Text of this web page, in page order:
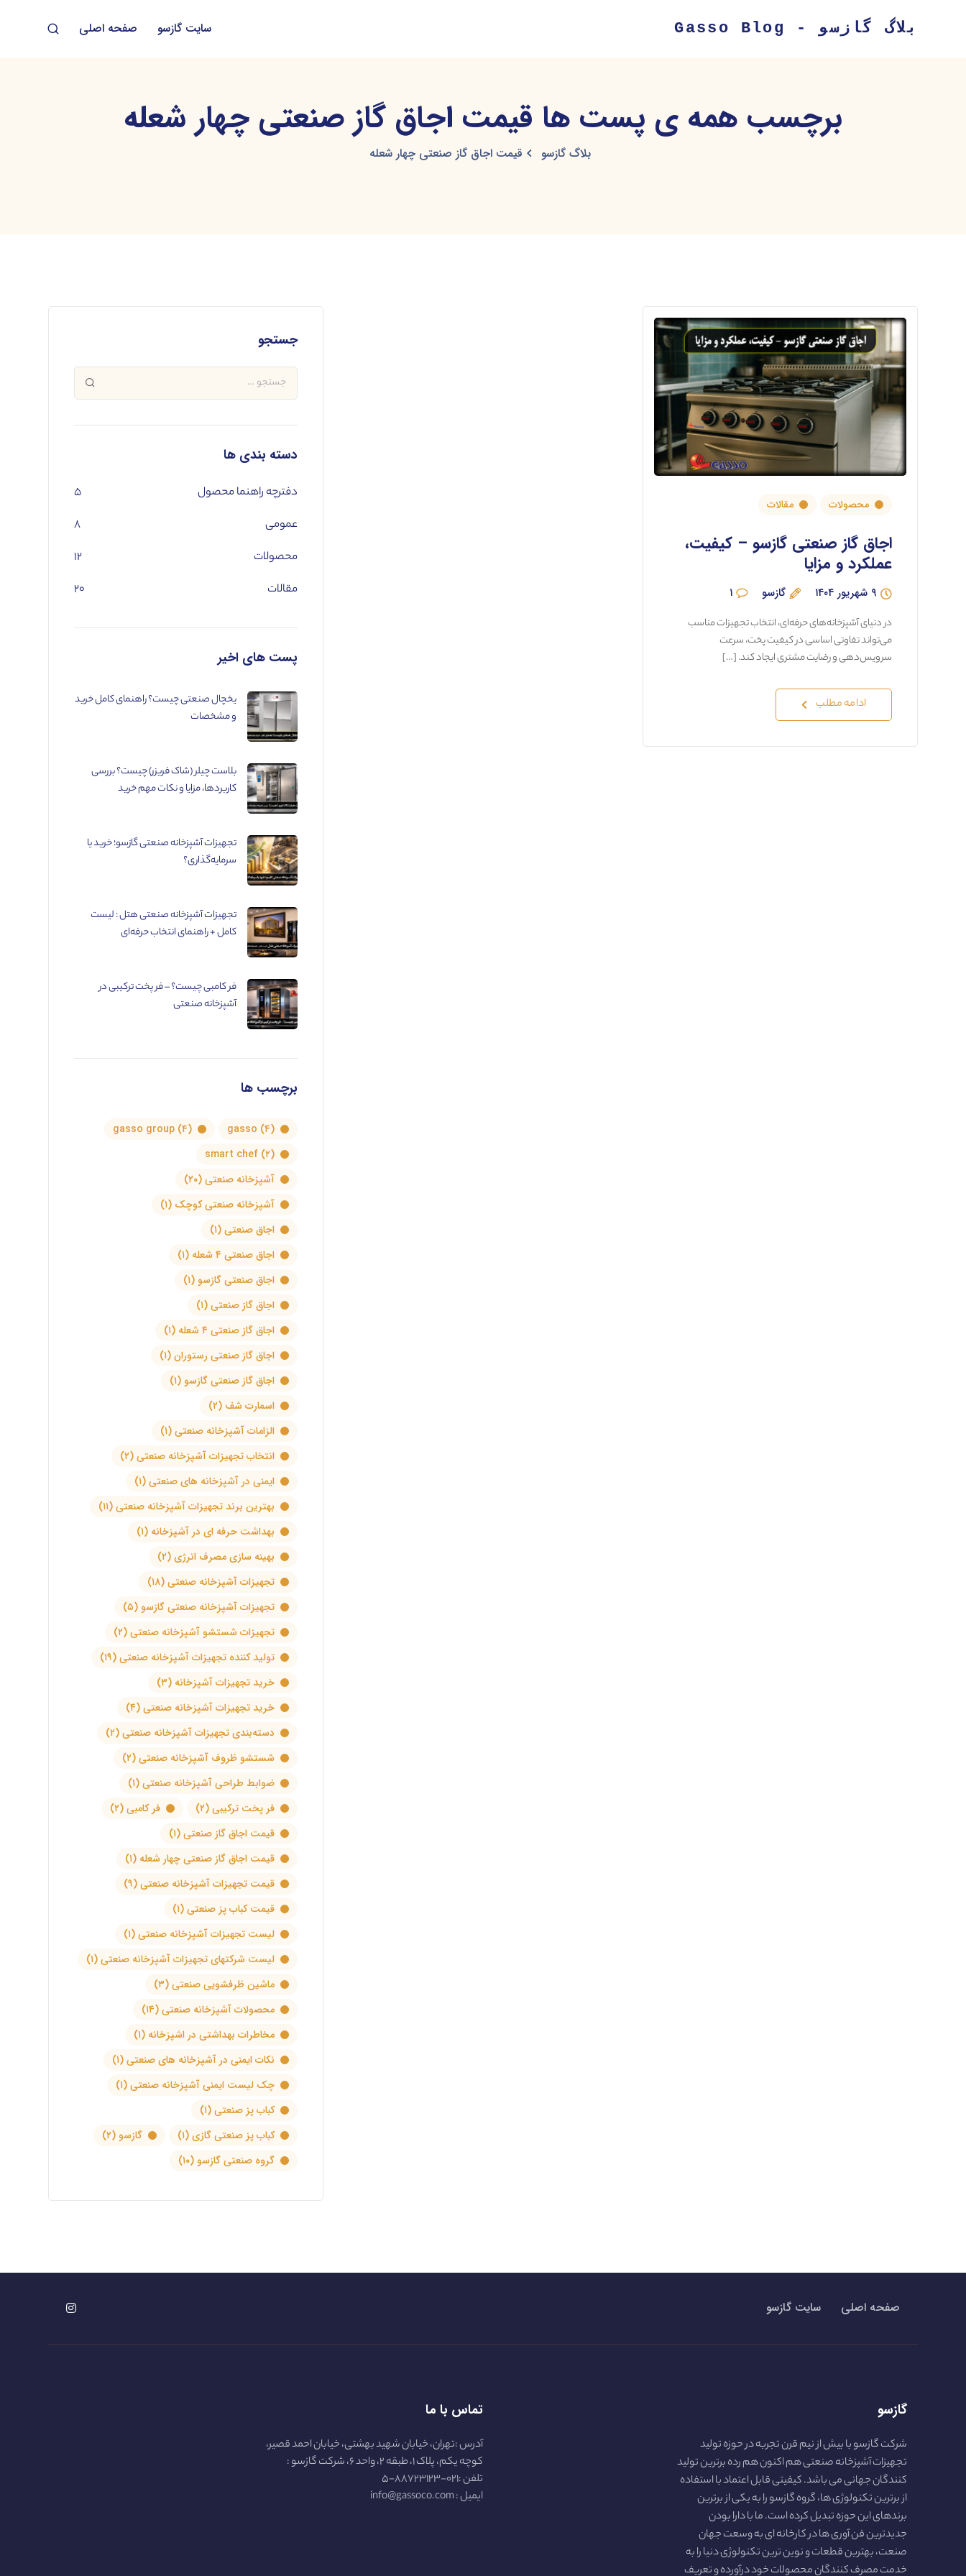
بلاگ گازسو - Gasso Blog صفحه اصلی سایت گازسو
برچسب همه ی پست ها قیمت اجاق گاز صنعتی چهار شعله
بلاگ گازسو قیمت اجاق گاز صنعتی چهار شعله
محصولات مقالات
اجاق گاز صنعتی گازسو – کیفیت،
عملکرد و مزایا
۹ شهریور ۱۴۰۴ گازسو ۱
در دنیای آشپزخانه‌های حرفه‌ای، انتخاب تجهیزات مناسب
می‌تواند تفاوتی اساسی در کیفیت پخت، سرعت
سرویس‌دهی و رضایت مشتری ایجاد کند. […]
ادامه مطلب
جستجو
دسته بندی ها
دفترچه راهنما محصول
۵
عمومی
۸
محصولات
۱۲
مقالات
۲۰
پست های اخیر
یخچال صنعتی چیست؟ راهنمای کامل خرید
و مشخصات
بلاست چیلر (شاک فریزر) چیست؟ بررسی
کاربردها، مزایا و نکات مهم خرید
تجهیزات آشپزخانه صنعتی گازسو؛ خرید یا
سرمایه‌گذاری؟
تجهیزات آشپزخانه صنعتی هتل : لیست
کامل + راهنمای انتخاب حرفه‌ای
فر کامبی چیست؟ – فر پخت ترکیبی در
آشپزخانه صنعتی
برچسب ها
gasso (۴) gasso group (۴)
smart chef (۲)
آشپزخانه صنعتی(۲۰)
آشپزخانه صنعتی کوچک (۱)
اجاق صنعتی(۱)
اجاق صنعتی ۴ شعله
(۱)
اجاق صنعتی گازسو (۱)
اجاق گاز صنعتی(۱)
اجاق گاز صنعتی ۴ شعله
(۱)
اجاق گاز صنعتی رستوران(۱)
اجاق گاز صنعتی گازسو (۱)
اسمارت شف (۲)
الزامات آشپزخانه صنعتی(۱)
انتخاب تجهیزات آشپزخانه صنعتی(۲)
ایمنی در آشپزخانه های صنعتی(۱)
بهترین برند تجهیزات آشپزخانه صنعتی(۱۱)
بهداشت حرفه ای در آشپزخانه (۱)
بهینه سازی مصرف انرژی(۲)
تجهیزات آشپزخانه صنعتی(۱۸)
تجهیزات آشپزخانه صنعتی گازسو (۵)
تجهیزات شستشو آشپزخانه صنعتی(۲)
تولید کننده تجهیزات آشپزخانه صنعتی(۱۹)
خرید تجهیزات آشپزخانه (۳)
خرید تجهیزات آشپزخانه صنعتی(۴)
دسته‌بندی تجهیزات آشپزخانه صنعتی(۲)
شستشو ظروف آشپزخانه صنعتی(۲)
ضوابط طراحی آشپزخانه صنعتی(۱)
فر پخت ترکیبی(۲) فر کامبی(۲)
قیمت اجاق گاز صنعتی(۱)
قیمت اجاق گاز صنعتی چهار شعله (۱)
قیمت تجهیزات آشپزخانه صنعتی(۹)
قیمت کباب پز صنعتی(۱)
لیست تجهیزات آشپزخانه صنعتی(۱)
لیست شرکتهای تجهیزات آشپزخانه صنعتی(۱)
ماشین ظرفشویی صنعتی(۳)
محصولات آشپزخانه صنعتی(۱۴)
مخاطرات بهداشتی در اشپزخانه (۱)
نکات ایمنی در آشپزخانه های صنعتی(۱)
چک لیست ایمنی آشپزخانه صنعتی(۱)
کباب پز صنعتی(۱)
کباب پز صنعتی گازی(۱) گازسو (۲)
گروه صنعتی گازسو (۱۰)
صفحه اصلی سایت گازسو
گازسو
شرکت گازسو با بیش از نیم قرن تجربه در حوزه تولید
تجهیزات آشپزخانه صنعتی هم اکنون هم رده برترین تولید
کنندگان جهانی می باشد. کیفیتی قابل اعتماد با استفاده
از برترین تکنولوژی ها، گروه گازسو را به یکی از برترین
برندهای این حوزه تبدیل کرده است. ما با دارا بودن
جدیدترین فن آوری ها در کارخانه ای به وسعت جهان
صنعت، بهترین قطعات و نوین ترین تکنولوژی دنیا را به
خدمت مصرف کنندگان محصولات خود درآورده و تعریف
تماس با ما
آدرس :تهران، خیابان شهید بهشتی، خیابان احمد قصیر،
کوچه یکم، پلاک ۱، طبقه ۲، واحد ۶، شرکت گازسو :
تلفن :۰۲۱-۸۸۷۲۳۱۲۳-۵
ایمیل : info@gassoco.com